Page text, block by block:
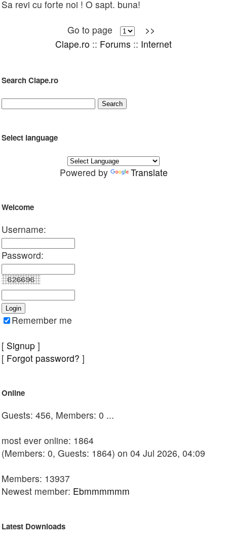
Sa revi cu forte noi ! O sapt. buna!
Go to page
>>
Clape.ro :: Forums :: Internet
Search Clape.ro
Select language
Powered by Translate
Welcome
Username:
Password:
Remember me
[ Signup ]
[ Forgot password? ]
Online
Guests: 456, Members: 0 ...
most ever online: 1864
(Members: 0, Guests: 1864) on 04 Jul 2026, 04:09
Members: 13937
Newest member: Ebmmmmmm
Latest Downloads